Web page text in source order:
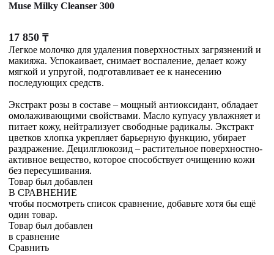
Muse Milky Cleanser 300
17 850 ₸
Легкое молочко для удаления поверхностных загрязнений и
макияжа. Успокаивает, снимает воспаление, делает кожу
мягкой и упругой, подготавливает ее к нанесению
последующих средств.
Экстракт розы в составе – мощный антиоксидант, обладает
омолаживающими свойствами. Масло купуасу увлажняет и
питает кожу, нейтрализует свободные радикалы. Экстракт
цветков хлопка укрепляет барьерную функцию, убирает
раздражение. Децилглюкозид – растительное поверхностно-
активное вещество, которое способствует очищению кожи
без пересушивания.
Товар был добавлен
В СРАВНЕНИЕ
чтобы посмотреть список сравнение, добавьте хотя бы ещё
один товар.
Товар был добавлен
в сравнение
Сравнить